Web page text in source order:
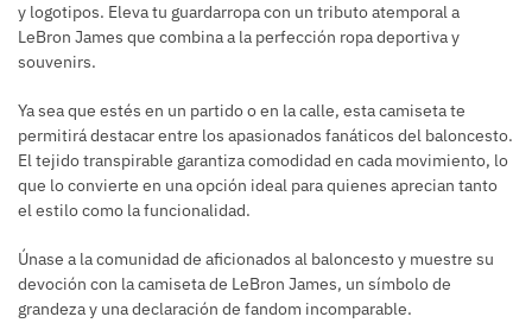
y logotipos. Eleva tu guardarropa con un tributo atemporal a
LeBron James que combina a la perfección ropa deportiva y
souvenirs.
Ya sea que estés en un partido o en la calle, esta camiseta te
permitirá destacar entre los apasionados fanáticos del baloncesto.
El tejido transpirable garantiza comodidad en cada movimiento, lo
que lo convierte en una opción ideal para quienes aprecian tanto
el estilo como la funcionalidad.
Únase a la comunidad de aficionados al baloncesto y muestre su
devoción con la camiseta de LeBron James, un símbolo de
grandeza y una declaración de fandom incomparable.